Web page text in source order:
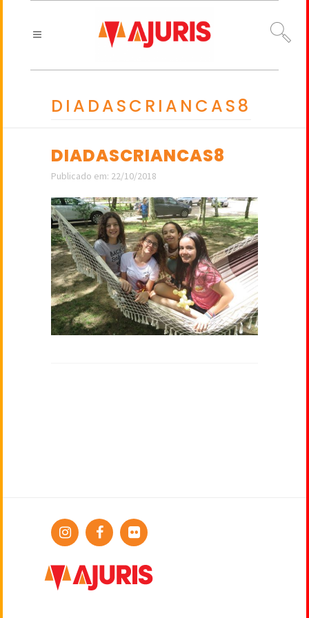
DIADASCRIANCAS8
DIADASCRIANCAS8
Publicado em: 22/10/2018